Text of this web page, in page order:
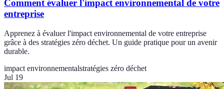
Comment évaluer l'impact environnemental de votre
entreprise
Apprenez à évaluer l'impact environnemental de votre entreprise
grâce à des stratégies zéro déchet. Un guide pratique pour un avenir
durable.
impact environnementalstratégies zéro déchet
Jul 19